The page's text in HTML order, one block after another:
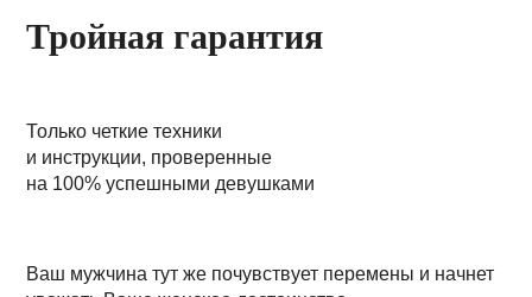
Тройная гарантия
Только четкие техники
и инструкции, проверенные
на 100% успешными девушками
Ваш мужчина тут же почувствует перемены и начнет